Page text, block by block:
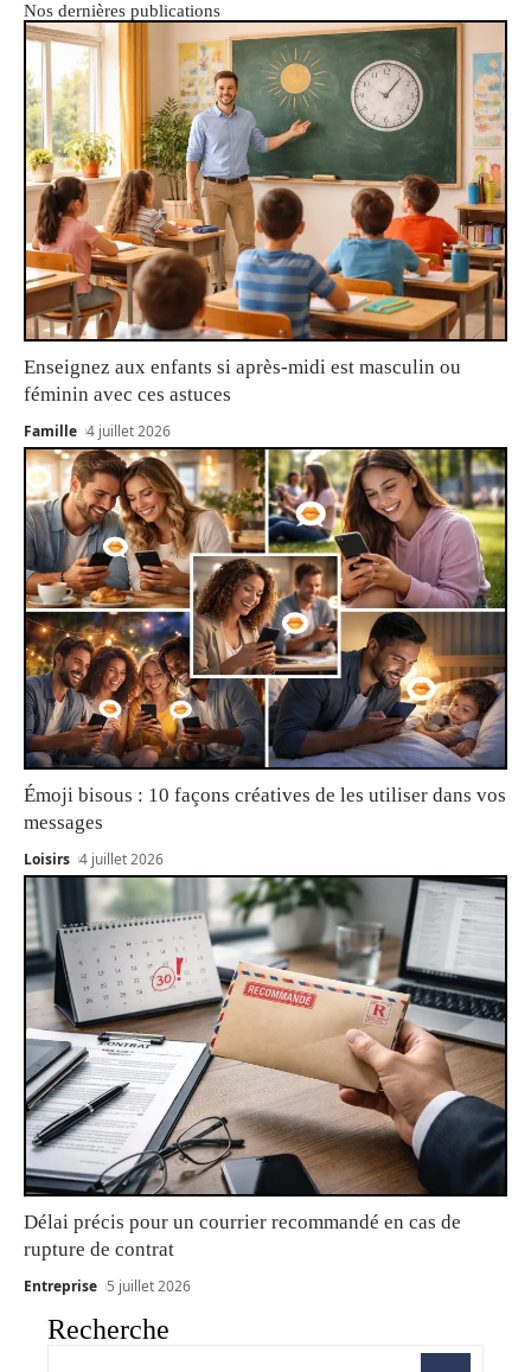
Nos dernières publications
Enseignez aux enfants si après-midi est masculin ou
féminin avec ces astuces
Famille 4 juillet 2026
Émoji bisous : 10 façons créatives de les utiliser dans vos
messages
Loisirs 4 juillet 2026
Délai précis pour un courrier recommandé en cas de
rupture de contrat
Entreprise 5 juillet 2026
Recherche